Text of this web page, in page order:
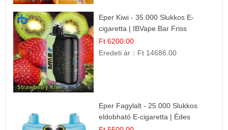
Eper Kiwi - 35.000 Slukkos E-
cigaretta | IBVape Bar Friss
Gyümölcs Ízek
Ft 6200.00
Eredeti ár： Ft 14686.00
Eper Fagylalt - 25.000 Slukkos
eldobható E-cigaretta | Édes
Desszert Íz